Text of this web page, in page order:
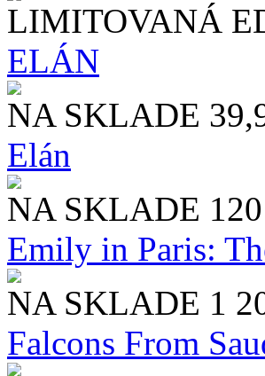
LIMITOVANÁ
ELÁN
NA SKLADE
Elán
NA SKLADE
Emily in Paris:
NA SKLADE 1
Falcons From